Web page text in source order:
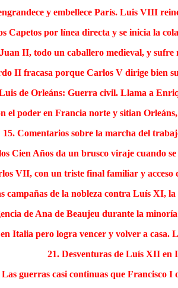
y embellece París. Luis VIII
Capetos por línea directa y se inicia la
II, todo un caballero medieval, y
II fracasa porque Carlos V dirige bien
de Orleáns: Guerra civil. Llama a
el poder en Francia norte y sitian
15. Comentarios sobre la marcha del
Cien Años da un brusco viraje cuando
VII, con un triste final familiar y
campañas de la nobleza contra Luís XI,
de Ana de Beaujeu durante la
Italia pero logra vencer y volver a
21. Desventuras de Luís XII en
Las guerras casi continuas que Francisco